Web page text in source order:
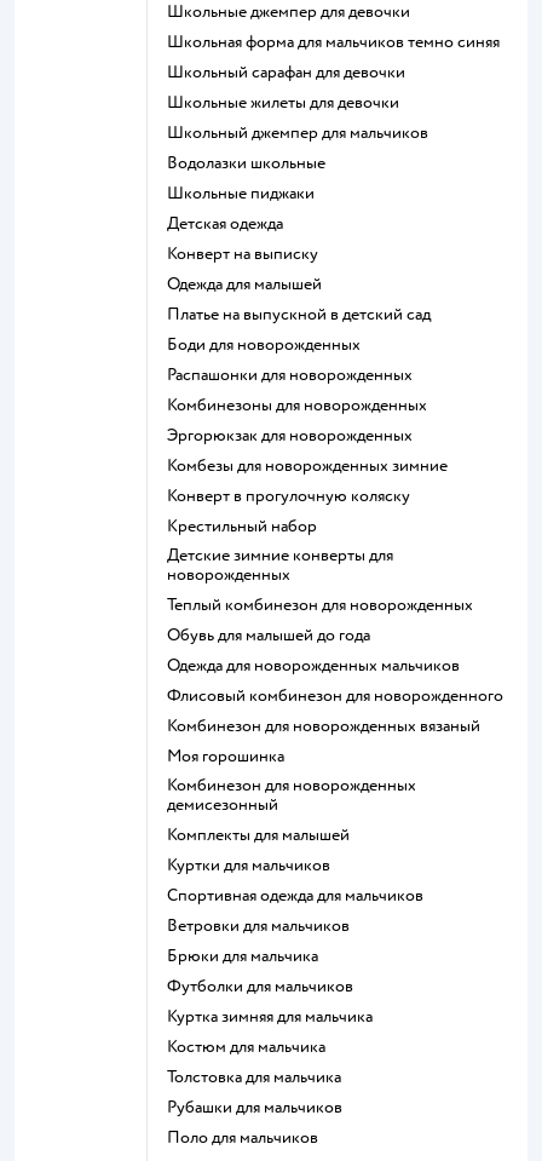
Школьные джемпер для девочки
Школьная форма для мальчиков темно синяя
Школьный сарафан для девочки
Школьные жилеты для девочки
Школьный джемпер для мальчиков
Водолазки школьные
Школьные пиджаки
Детская одежда
Конверт на выписку
Одежда для малышей
Платье на выпускной в детский сад
Боди для новорожденных
Распашонки для новорожденных
Комбинезоны для новорожденных
Эргорюкзак для новорожденных
Комбезы для новорожденных зимние
Конверт в прогулочную коляску
Крестильный набор
Детские зимние конверты для
новорожденных
Теплый комбинезон для новорожденных
Обувь для малышей до года
Одежда для новорожденных мальчиков
Флисовый комбинезон для новорожденного
Комбинезон для новорожденных вязаный
Моя горошинка
Комбинезон для новорожденных
демисезонный
Комплекты для малышей
Куртки для мальчиков
Спортивная одежда для мальчиков
Ветровки для мальчиков
Брюки для мальчика
Футболки для мальчиков
Куртка зимняя для мальчика
Костюм для мальчика
Толстовка для мальчика
Рубашки для мальчиков
Поло для мальчиков